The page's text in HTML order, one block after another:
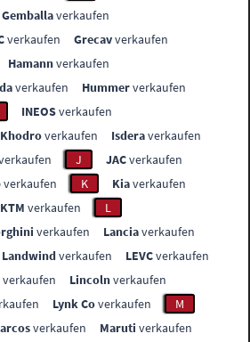
Gemballaverkaufen
verkaufen Grecavverkaufen
Hamannverkaufen
verkaufen Hummerverkaufen
INEOSverkaufen
verkaufen Isderaverkaufen
J JACverkaufen
verkaufen K Kiaverkaufen
KTM verkaufen
L
verkaufen Lanciaverkaufen
Landwindverkaufen LEVCverkaufen
verkaufen Lincolnverkaufen
Lynk Coverkaufen
M
verkaufen Maruti verkaufen